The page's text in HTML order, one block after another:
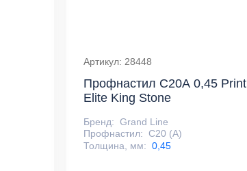
Артикул: 28448
Профнастил С20А 0,45 Print
Elite King Stone
Бренд: Grand Line
Профнастил: С20 (А)
Толщина, мм: 0,45